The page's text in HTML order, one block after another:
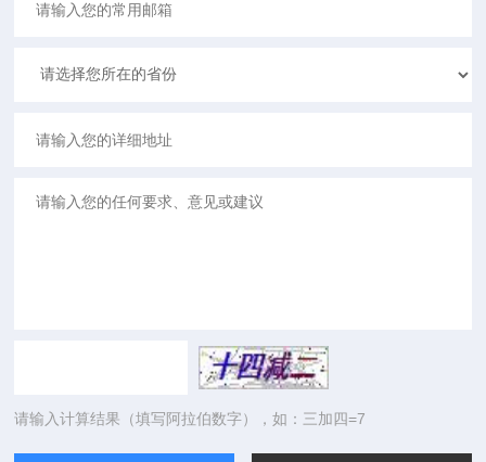
请输入计算结果（填写阿拉伯数字），如：三加四=7